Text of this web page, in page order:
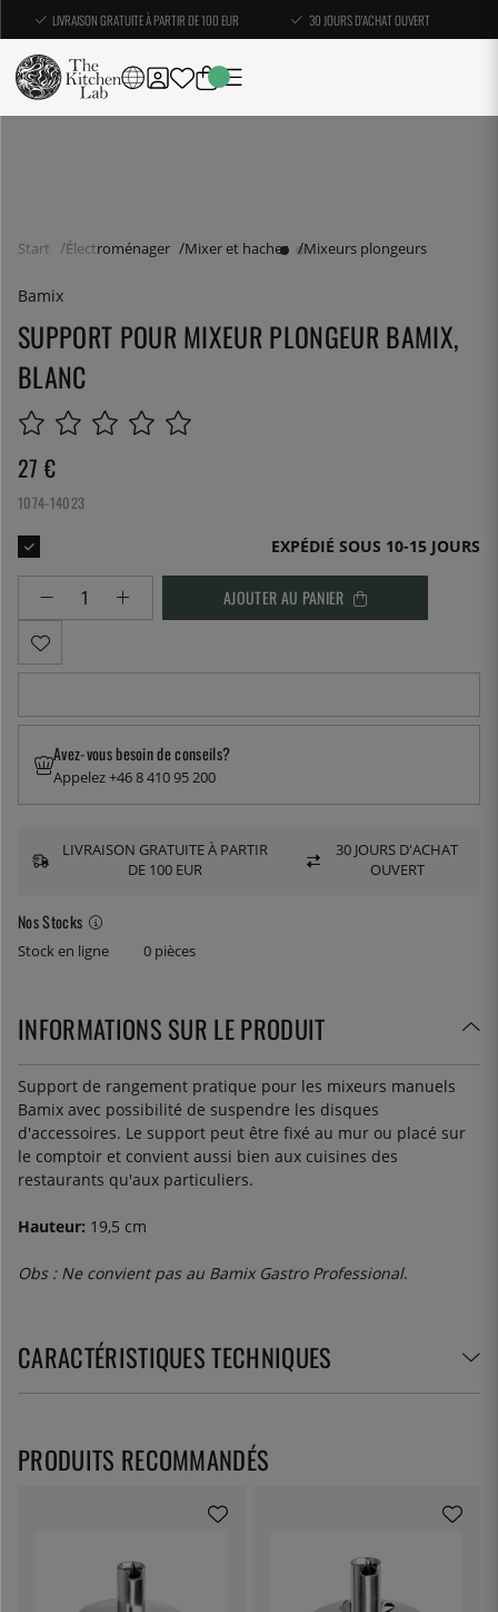
LIVRAISON GRATUITE À PARTIR DE 100 EUR 30 JOURS D'ACHAT OUVERT
Start Électroménager Mixer et hacher Mixeurs plongeurs
Bamix
SUPPORT POUR MIXEUR PLONGEUR BAMIX,
BLANC
27 €
1074-14023
EXPÉDIÉ SOUS 10-15 JOURS
AJOUTER AU PANIER
Nos Stocks
Stock en ligne 0 pièces
Avez-vous besoin de conseils?
Appelez +46 8 410 95 200
LIVRAISON GRATUITE À PARTIR
DE 100 EUR
30 JOURS D'ACHAT
OUVERT
INFORMATIONS SUR LE PRODUIT
Support de rangement pratique pour les mixeurs manuels
Bamix avec possibilité de suspendre les disques
d'accessoires. Le support peut être fixé au mur ou placé sur
le comptoir et convient aussi bien aux cuisines des
restaurants qu'aux particuliers.
Hauteur: 19,5 cm
Obs : Ne convient pas au Bamix Gastro Professional.
CARACTÉRISTIQUES TECHNIQUES
PRODUITS RECOMMANDÉS